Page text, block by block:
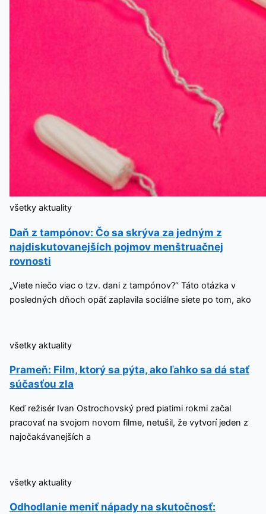
všetky aktuality
Daň z tampónov: Čo sa skrýva za jedným z
najdiskutovanejších pojmov menštruačnej
rovnosti
„Viete niečo viac o tzv. dani z tampónov?“ Táto otázka v
posledných dňoch opäť zaplavila sociálne siete po tom, ako
všetky aktuality
Prameň: Film, ktorý sa pýta, ako ľahko sa dá stať
súčasťou zla
Keď režisér Ivan Ostrochovský pred piatimi rokmi začal
pracovať na svojom novom filme, netušil, že vytvorí jeden z
najočakávanejších a
všetky aktuality
Odhodlanie meniť nápady na skutočnosť: